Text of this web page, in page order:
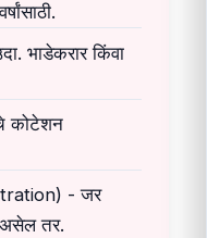
भाडेकरार किंवा
कोटेशन
- जर
असेल तर.